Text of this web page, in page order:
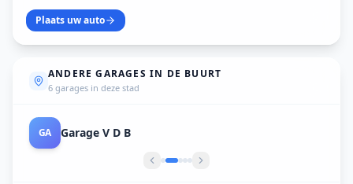
Plaats uw auto
ANDERE GARAGES IN DE BUURT
6 garages in deze stad
GA Garage V D B